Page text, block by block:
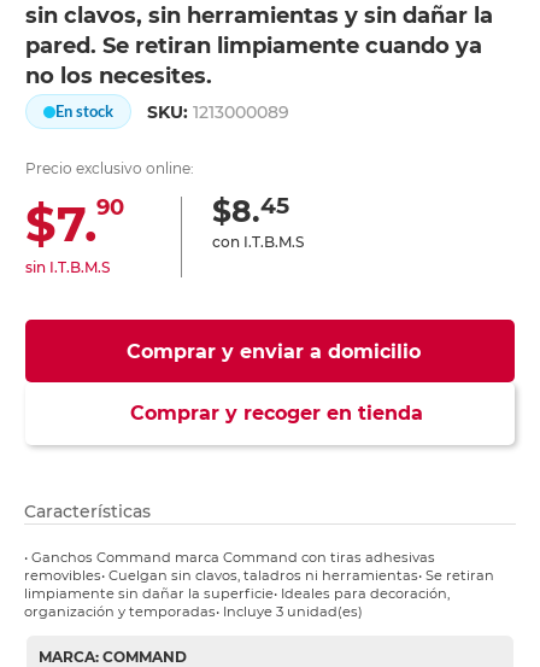
sin clavos, sin herramientas y sin dañar la
pared. Se retiran limpiamente cuando ya
no los necesites.
En stock SKU:1213000089
Precio exclusivo online:
$7.90
sin I.T.B.M.S
$8.45
con I.T.B.M.S
Comprar y enviar a domicilio
Comprar y recoger en tienda
Características
• Ganchos Command marca Command con tiras adhesivas
removibles• Cuelgan sin clavos, taladros ni herramientas• Se retiran
limpiamente sin dañar la superficie• Ideales para decoración,
organización y temporadas• Incluye 3 unidad(es)
MARCA: COMMAND